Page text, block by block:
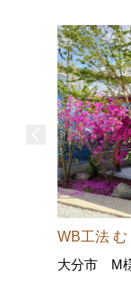
WB工法
大分市 M